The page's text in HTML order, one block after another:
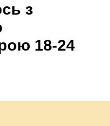
з
18-24